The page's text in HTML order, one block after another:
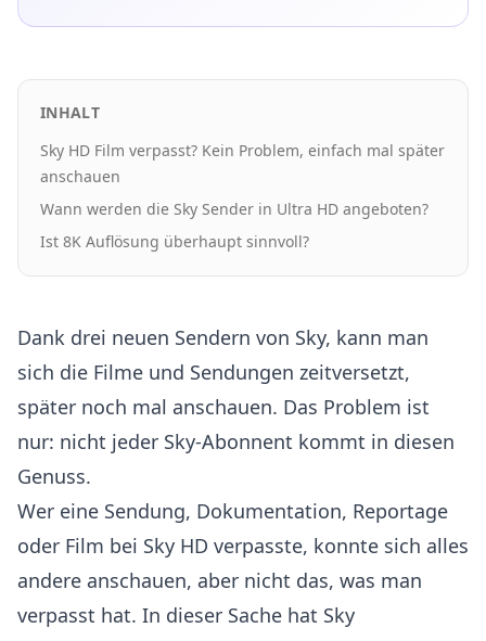
INHALT
Sky HD Film verpasst? Kein Problem, einfach mal später
anschauen
Wann werden die Sky Sender in Ultra HD angeboten?
Ist 8K Auflösung überhaupt sinnvoll?
Dank drei neuen Sendern von Sky, kann man
sich die Filme und Sendungen zeitversetzt,
später noch mal anschauen. Das Problem ist
nur: nicht jeder Sky-Abonnent kommt in diesen
Genuss.
Wer eine Sendung, Dokumentation, Reportage
oder Film bei Sky HD verpasste, konnte sich alles
andere anschauen, aber nicht das, was man
verpasst hat. In dieser Sache hat Sky